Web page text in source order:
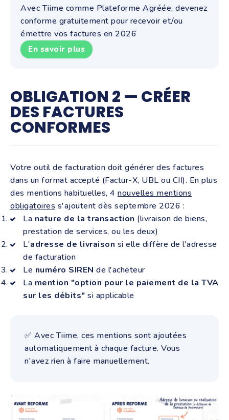
Avec Tiime comme Plateforme Agréée, devenez
conforme gratuitement pour recevoir et/ou
émettre vos factures en 2026
En savoir plus
OBLIGATION 2 — CRÉER
DES FACTURES
CONFORMES
Votre outil de facturation doit générer des factures
dans un format accepté (Factur-X, UBL ou CII). En plus
des mentions habituelles, 4 nouvelles mentions
obligatoires s'ajoutent dès septembre 2026 :
La nature de la transaction (livraison de biens,
prestation de services, ou les deux)
L'adresse de livraison si elle diffère de l'adresse
de facturation
Le numéro SIREN de l'acheteur
La mention "option pour le paiement de la TVA
sur les débits" si applicable
✅ Avec Tiime, ces mentions sont ajoutées
automatiquement à chaque facture. Vous
n'avez rien à faire manuellement.